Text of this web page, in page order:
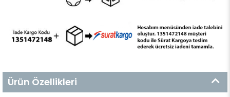
Ürün Özellikleri